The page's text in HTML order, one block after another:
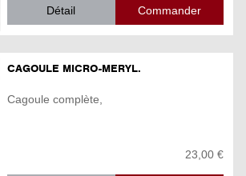
Détail
CAGOULE MICRO-MERYL.
Cagoule complète,
23,00 €